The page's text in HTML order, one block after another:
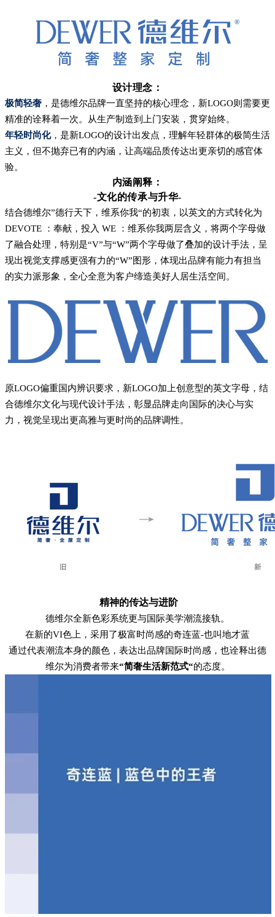
设计理念：
极简轻奢 ，是德维尔品牌一直坚持的核心理念，新LOGO则需要更
精准的诠释着一次。从生产制造到上门安装，贯穿始终。
年轻时尚化，是新LOGO的设计出发点，理解年轻群体的极简生活
主义，但不抛弃已有的内涵，让高端品质传达出更亲切的感官体
验。
内涵阐释：
-文化的传承与升华-
结合德维尔”德行天下，维系你我“的初衷，以英文的方式转化为
DEVOTE ：奉献，投入 WE ：维系你我两层含义，将两个字母做
了融合处理，特别是“V”与“W”两个字母做了叠加的设计手法，呈
现出视觉支撑感更强有力的“W”图形，体现出品牌有能力有担当
的实力派形象，全心全意为客户缔造美好人居生活空间。
原LOGO偏重国内辨识要求，新LOGO加上创意型的英文字母，结
合德维尔文化与现代设计手法，彰显品牌走向国际的决心与实
力，视觉呈现出更高雅与更时尚的品牌调性。
精神的传达与进阶
德维尔全新色彩系统更与国际美学潮流接轨。
在新的VI色上，采用了极富时尚感的奇连蓝-也叫地才蓝
通过代表潮流本身的颜色，表达出品牌国际时尚感，也诠释出德
维尔为消费者带来“简奢生活新范式“的态度。